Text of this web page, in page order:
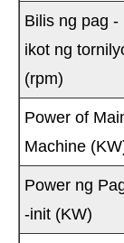
Bilis ng pag -
ikot ng
(rpm)
Power of
Machine
Power ng
-init (KW)